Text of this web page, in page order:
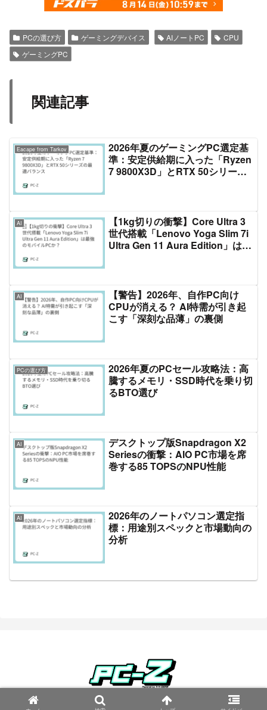
PCの選び方 ゲーミングデバイス AIノートPC
CPU
ゲーミングPC
関連記事
Eacape from Tarkov
2026年夏のゲーミングPC選定基
準：安定供給期に入った「Ryzen
7 9800X3D」とRTX 50シリーズ
AI
​【1kg切りの衝撃】Core Ultra 3
世代搭載「Lenovo Yoga Slim 7i
Ultra Gen 11 Aura Edition」は最
AI
【警告】2026年、自作PC向け
CPUが消える？ AI特需が引き起
こす「深刻な品薄」の裏側
PCの選び方
2026年夏のPCセール攻略法：高
騰するメモリ・SSD時代を乗り切
るBTO選び
AI
デスクトップ版Snapdragon X2
Seriesの衝撃：AIO PC市場を席
巻する85 TOPSのNPU性能
AI
2026年のノートパソコン選定指
標：用途別スペックと市場動向の
分析
Copyright © 2023 PC-Z All Rights Reserved.